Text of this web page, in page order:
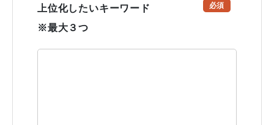
上位化したいキーワード
※最大３つ
必須